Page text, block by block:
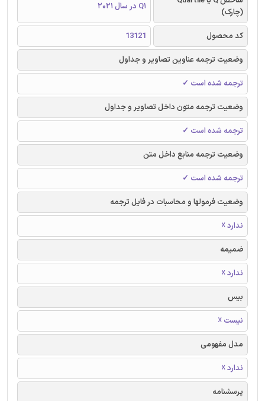
(چارک)
Q1 در سال 2021
کد محصول
13121
وضعیت ترجمه عناوین تصاویر و جداول
ترجمه شده است ✓
وضعیت ترجمه متون داخل تصاویر و جداول
ترجمه شده است ✓
وضعیت ترجمه منابع داخل متن
ترجمه شده است ✓
وضعیت فرمولها و محاسبات در فایل ترجمه
ندارد ☓
ضمیمه
ندارد ☓
بیس
نیست ☓
مدل مفهومی
ندارد ☓
پرسشنامه